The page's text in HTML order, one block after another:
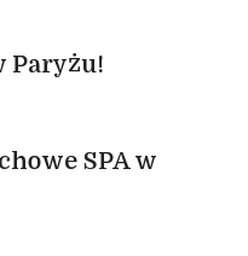
Paryżu!
SPA w